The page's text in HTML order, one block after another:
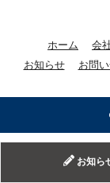
ホーム 会
お知らせ
お問
お知ら